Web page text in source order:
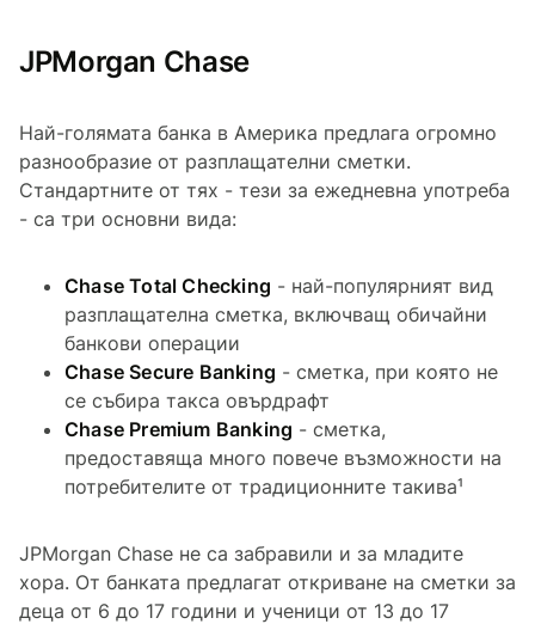
JPMorgan Chase
Най-голямата банка в Америка предлага огромно
разнообразие от разплащателни сметки.
Стандартните от тях - тези за ежедневна употреба
- са три основни вида:
Chase Total Checking - най-популярният вид
разплащателна сметка, включващ обичайни
банкови операции
Chase Secure Banking - сметка, при която не
се събира такса овърдрафт
Chase Premium Banking - сметка,
предоставяща много повече възможности на
потребителите от традиционните такива¹
JPMorgan Chase не са забравили и за младите
хора. От банката предлагат откриване на сметки за
деца от 6 до 17 години и ученици от 13 до 17